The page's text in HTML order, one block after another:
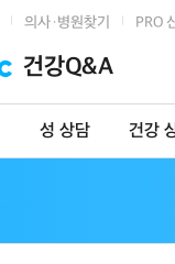
의사·병원찾기 PRO
건강Q&A
성 상담 건강